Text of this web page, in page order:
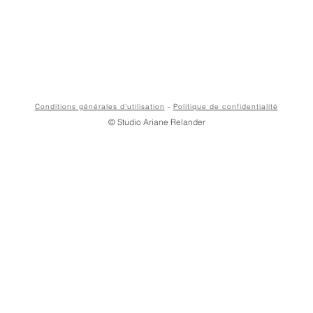
Conditions générales d'utilisation - Politique de confidentialité
© Studio Ariane Relander